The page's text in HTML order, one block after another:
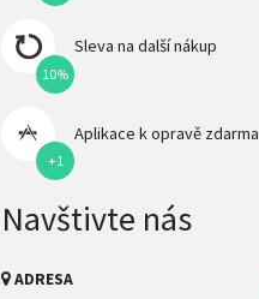
REZERVOVAT
REZERVOVAT
10%
Sleva na další nákup
+1
Aplikace k opravě zdarma
Navštivte nás
ADRESA